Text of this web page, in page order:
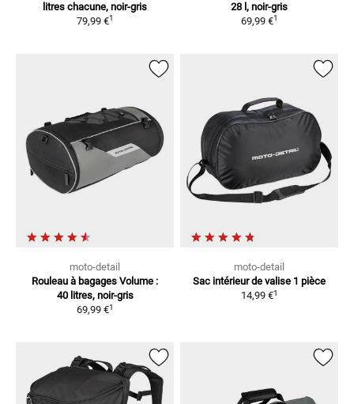
litres chacune, noir-gris
79,99 €1
28 l, noir-gris
69,99 €1
moto-detail
Rouleau à bagages Volume :
40 litres, noir-gris
69,99 €1
moto-detail
Sac intérieur de valise 1 pièce
14,99 €1